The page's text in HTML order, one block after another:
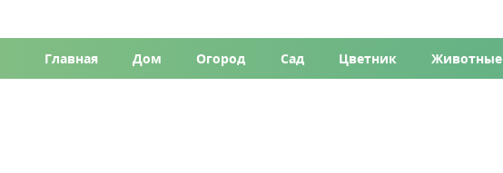
Главная Дом Огород Сад Цветник Животные